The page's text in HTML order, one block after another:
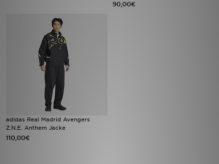
90,00€
adidas Real Madrid Avengers
Z.N.E. Anthem Jacke
110,00€
Hilfe & Kontakt
Geschenkgutschein
Studenten